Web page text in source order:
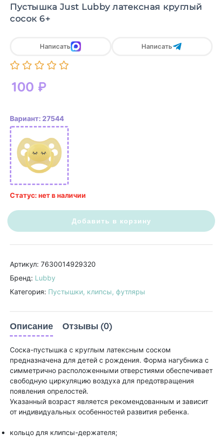
Пустышка Just Lubby латексная круглый
сосок 6+
100 ₽
Написать Написать
Вариант: 27544
Статус: нет в наличии
Добавить в корзину
Артикул: 7630014929320
Бренд: Lubby
Категория: Пустышки, клипсы, футляры
Описание Отзывы (0)
Соска-пустышка с круглым латексным соском
предназначена для детей с рождения. Форма нагубника с
симметрично расположенными отверстиями обеспечивает
свободную циркуляцию воздуха для предотвращения
появления опрелостей.
Указанный возраст является рекомендованным и зависит
от индивидуальных особенностей развития ребенка.
кольцо для клипсы-держателя;